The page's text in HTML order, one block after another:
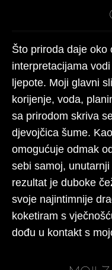
Što priroda daje oko
interpretacijama
ljepote. Moji glavni
korijenje, voda,
sa prirodom skriva
djevojčica šume.
omogućuje odmak
sebi samoj,
rezultat je duboke
svoje najintimnije
koketiram s
dođu u kontakt s